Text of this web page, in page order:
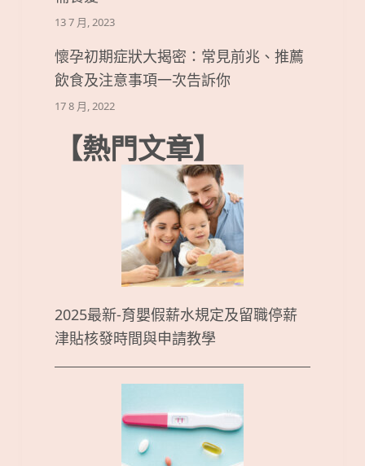
13 7 月, 2023
懷孕初期症狀大揭密：常見前兆、推薦
飲食及注意事項一次告訴你
17 8 月, 2022
【熱門文章】
2025最新-育嬰假薪水規定及留職停薪
津貼核發時間與申請教學